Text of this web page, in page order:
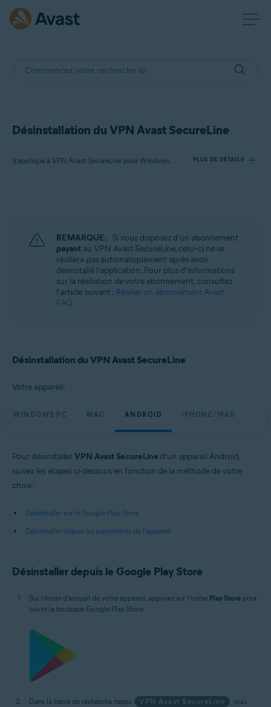
Désinstallation du VPN Avast SecureLine
S’applique à VPN Avast SecureLine pour Windows, VPN Avast SecureLine pour Mac, VPN Avast SecureLine pour Android, VPN Avast SecureLine pour iOS PLUS DE DÉTAILS
VPN Avast SecureLine 4.x pour Mac
VPN Avast SecureLine 6.x pour Android
VPN Avast SecureLine 6.x pour iOS
Systèmes d'exploitation:
Microsoft Windows 11 Famille/Pro/Entreprise/Éducation
Microsoft Windows 10 Famille/Pro/Entreprise/Éducation (32/64 bits)
(32/64 bits)
Apple macOS 14.x (Sonoma)
Apple macOS 11.x (Big Sur)
Apple macOS 10.15.x (Catalina)
Apple macOS 10.12.x (Sierra)
Google Android 6.0 (Marshmallow, API 23) ou version ultérieure
REMARQUE: Si vous disposez d’un abonnement
payant au VPN Avast SecureLine, celui-ci ne se
résiliera pasautomatiquement après avoir
désinstallé l’application. Pour plus d’informations
sur la résiliation de votre abonnement, consultez
l’article suivant : Résilier un abonnement Avast -
FAQ.
Désinstallation du VPN Avast SecureLine
Votre appareil:
WINDOWS PC MAC ANDROID IPHONE/IPAD
Pour désinstallerVPN Avast SecureLine d’un appareil Android,
suivez les étapes ci-dessous en fonction de la méthode de votre
choix :
Désinstaller via le Google Play Store
Désinstaller depuis les paramètres de l’appareil
Désinstaller depuis le Google Play Store
Sur l’écran d’accueil de votre appareil, appuyez sur l’icône Play Store pour
ouvrir la boutique Google Play Store.
Dans la barre de recherche, tapez VPN Avast SecureLine
, puis